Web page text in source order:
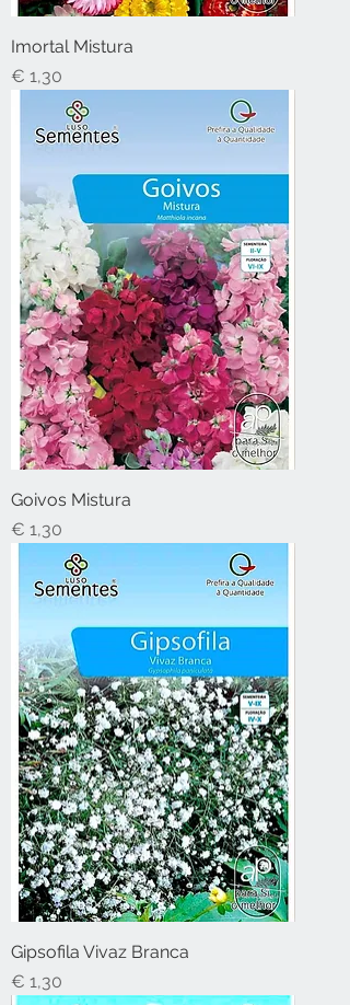
Imortal Mistura
Preço
€ 1,30
Goivos Mistura
Preço
€ 1,30
Gipsofila Vivaz Branca
Preço
€ 1,30